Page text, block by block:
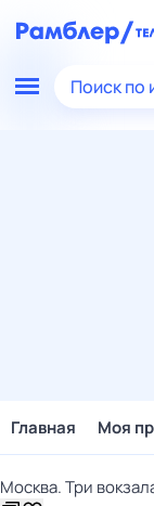
Поиск по
Главная Моя
Москва. Три